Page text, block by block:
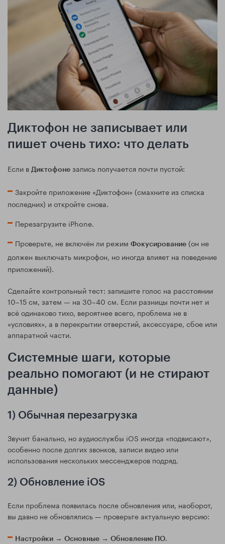
Диктофон не записывает или
пишет очень тихо: что делать
Если в Диктофоне запись получается почти пустой:
Закройте приложение «Диктофон» (смахните из списка
последних) и откройте снова.
Перезагрузите iPhone.
Проверьте, не включён ли режим Фокусирование (он не
должен выключать микрофон, но иногда влияет на поведение
приложений).
Сделайте контрольный тест: запишите голос на расстоянии
10–15 см, затем — на 30–40 см. Если разницы почти нет и
всё одинаково тихо, вероятнее всего, проблема не в
«условиях», а в перекрытии отверстий, аксессуаре, сбое или
аппаратной части.
Системные шаги, которые
реально помогают (и не стирают
данные)
1) Обычная перезагрузка
Звучит банально, но аудиослужбы iOS иногда «подвисают»,
особенно после долгих звонков, записи видео или
использования нескольких мессенджеров подряд.
2) Обновление iOS
Если проблема появилась после обновления или, наоборот,
вы давно не обновлялись — проверьте актуальную версию:
Настройки → Основные → Обновление ПО.